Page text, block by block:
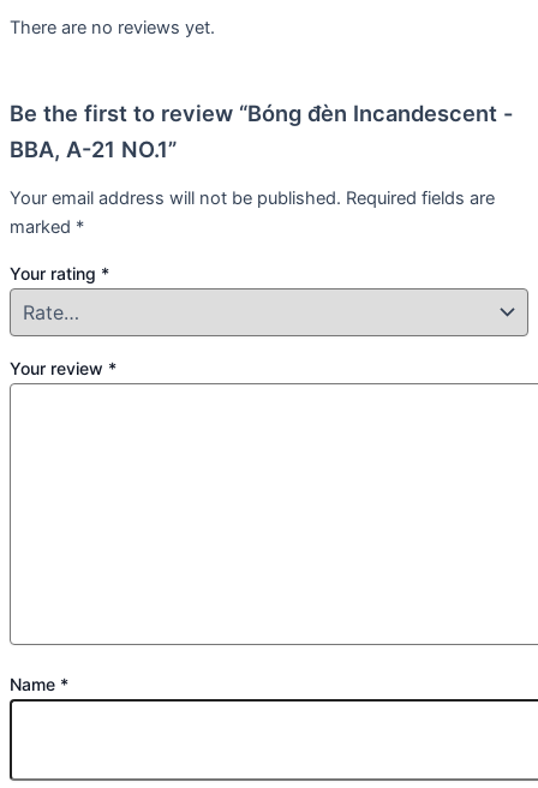
There are no reviews yet.
Be the first to review “Bóng đèn Incandescent -
BBA, A-21 NO.1”
Your email address will not be published. Required fields are
marked *
Your rating *
Your review *
Name *